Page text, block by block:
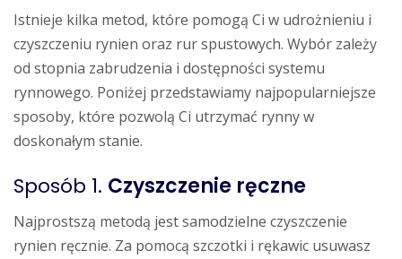
Istnieje kilka metod, które pomogą Ci w udrożnieniu i
czyszczeniu rynien oraz rur spustowych. Wybór zależy
od stopnia zabrudzenia i dostępności systemu
rynnowego. Poniżej przedstawiamy najpopularniejsze
sposoby, które pozwolą Ci utrzymać rynny w
doskonałym stanie.
Sposób 1. Czyszczenie ręczne
Najprostszą metodą jest samodzielne czyszczenie
rynien ręcznie. Za pomocą szczotki i rękawic usuwasz